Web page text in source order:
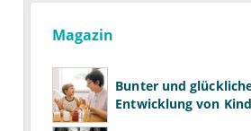
Magazin
Bunter und
Entwicklung von